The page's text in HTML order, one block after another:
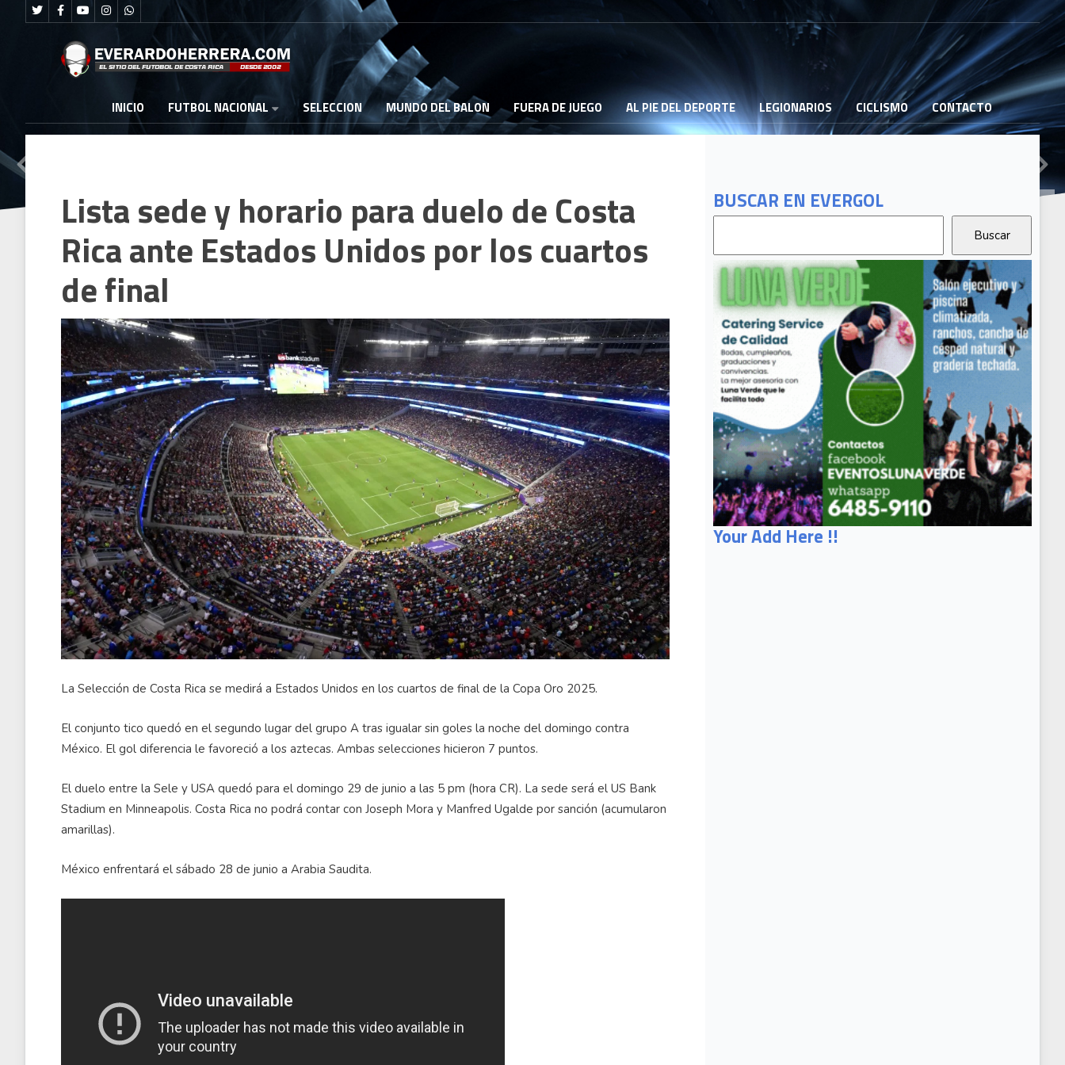
INICIO FUTBOL NACIONAL SELECCION MUNDO DEL BALON FUERA DE JUEGO AL PIE DEL DEPORTE LEGIONARIOS CICLISMO CONTACTO
BUSCAR EN EVERGOL
Your Add Here !!
Lista sede y horario para duelo de Costa
Rica ante Estados Unidos por los cuartos
de final
La Selección de Costa Rica se medirá a Estados Unidos en los cuartos de final de la Copa Oro 2025.
El conjunto tico quedó en el segundo lugar del grupo A tras igualar sin goles la noche del domingo contra
México. El gol diferencia le favoreció a los aztecas. Ambas selecciones hicieron 7 puntos.
El duelo entre la Sele y USA quedó para el domingo 29 de junio a las 5 pm (hora CR). La sede será el US Bank
Stadium en Minneapolis. Costa Rica no podrá contar con Joseph Mora y Manfred Ugalde por sanción (acumularon
amarillas).
México enfrentará el sábado 28 de junio a Arabia Saudita.